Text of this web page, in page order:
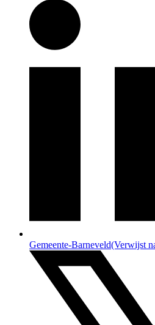
Gemeente-Barneveld(Verwijst